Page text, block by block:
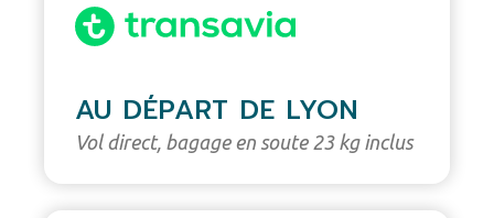
AU DÉPART DE LYON
Vol direct, bagage en soute 23 kg inclus